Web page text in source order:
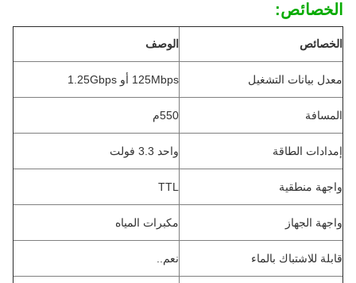
الخصائص:
الخصائص الوصف
معدل بيانات التشغيل 125Mbps أو 1.25Gbps
المسافة 550م
إمدادات الطاقة واحد 3.3 فولت
واجهة منطقية TTL
واجهة الجهاز مكبرات المياه
قابلة للاشتباك بالماء نعم..